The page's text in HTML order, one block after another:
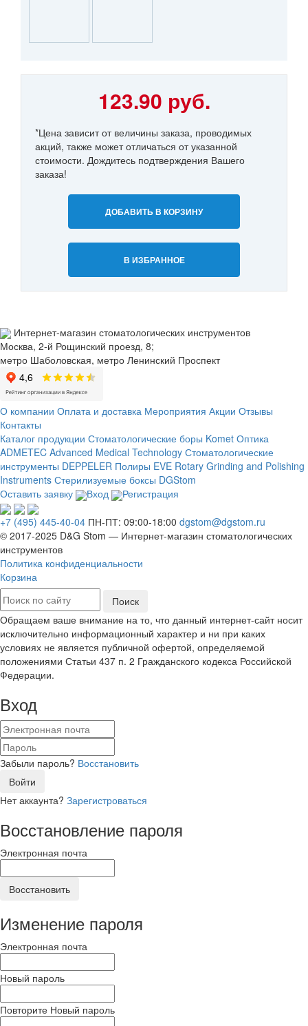
123.90 руб.
*Цена зависит от величины заказа, проводимых
акций, также может отличаться от указанной
стоимости. Дождитесь подтверждения Вашего
заказа!
ДОБАВИТЬ В КОРЗИНУ
В ИЗБРАННОЕ
Интернет-магазин стоматологических инструментов
Москва, 2-й Рощинский проезд, 8;
метро Шаболовская, метро Ленинский Проспект
О компании Оплата и доставка Мероприятия Акции Отзывы
Контакты
Каталог продукции Стоматологические боры Komet Оптика
ADMETEC Advanced Medical Technology Стоматологические
инструменты DEPPELER Полиры EVE Rotary Grinding and Polishing
Instruments Стерилизуемые боксы DGStom
Оставить заявку
Вход Регистрация
+7 (495) 445-40-04 ПН-ПТ: 09:00-18:00 dgstom@dgstom.ru
© 2017-2025 D&G Stom — Интернет-магазин стоматологических
инструментов
Политика конфиденциальности
Корзина
Обращаем ваше внимание на то, что данный интернет-сайт носит
исключительно информационный характер и ни при каких
условиях не является публичной офертой, определяемой
положениями Статьи 437 п. 2 Гражданского кодекса Российской
Федерации.
Вход
Забыли пароль? Восстановить
Войти
Нет аккаунта? Зарегистроваться
Восстановление пароля
Электронная почта
Восстановить
Изменение пароля
Электронная почта
Новый пароль
Повторите Новый пароль